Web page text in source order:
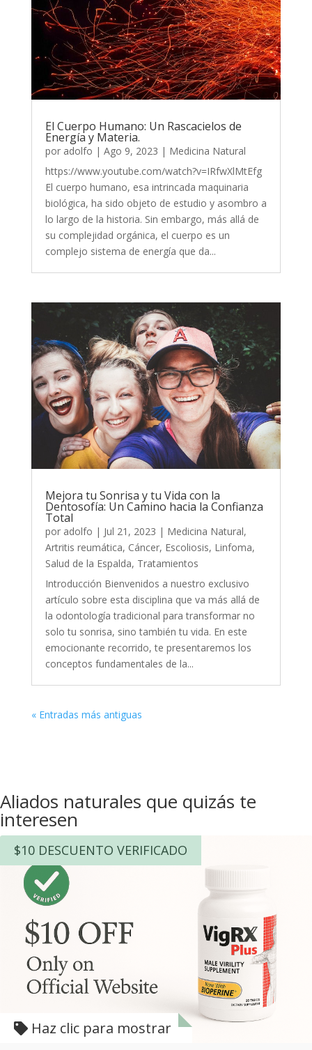
El Cuerpo Humano: Un Rascacielos de
Energía y Materia.
por adolfo | Ago 9, 2023 | Medicina Natural
https://www.youtube.com/watch?v=IRfwXlMtEfg
El cuerpo humano, esa intrincada maquinaria
biológica, ha sido objeto de estudio y asombro a
lo largo de la historia. Sin embargo, más allá de
su complejidad orgánica, el cuerpo es un
complejo sistema de energía que da...
Mejora tu Sonrisa y tu Vida con la
Dentosofía: Un Camino hacia la Confianza
Total
por adolfo | Jul 21, 2023 | Medicina Natural,
Artritis reumática, Cáncer, Escoliosis, Linfoma,
Salud de la Espalda, Tratamientos
Introducción Bienvenidos a nuestro exclusivo
artículo sobre esta disciplina que va más allá de
la odontología tradicional para transformar no
solo tu sonrisa, sino también tu vida. En este
emocionante recorrido, te presentaremos los
conceptos fundamentales de la...
« Entradas más antiguas
Aliados naturales que quizás te
interesen
$10 DESCUENTO VERIFICADO
Haz clic para mostrar